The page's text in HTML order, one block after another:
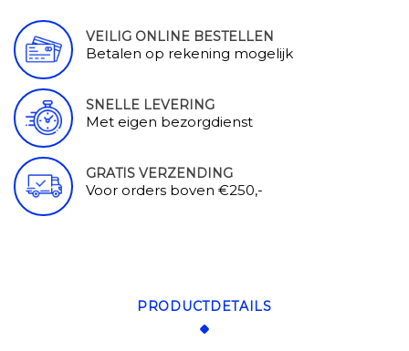
VEILIG ONLINE BESTELLEN
Betalen op rekening mogelijk
SNELLE LEVERING
Met eigen bezorgdienst
GRATIS VERZENDING
Voor orders boven €250,-
PRODUCTDETAILS